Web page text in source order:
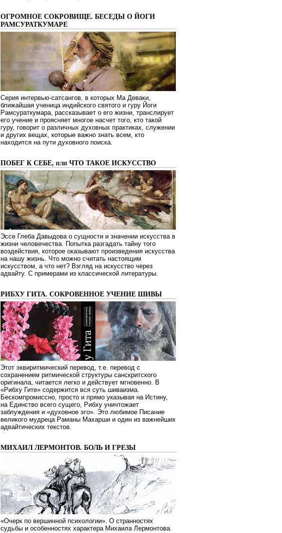
ОГРОМНОЕ СОКРОВИЩЕ. БЕСЕДЫ О ЙОГИ
РАМСУРАТКУМАРЕ
Серия интервью-сатсангов, в которых Ма Деваки,
ближайшая ученица индийского святого и гуру Йоги
Рамсураткумара, рассказывает о его жизни, транслирует
его учение и проясняет многое насчет того, кто такой
гуру, говорит о различных духовных практиках, служении
и других вещах, которые важно знать всем, кто
находится на пути духовного поиска.
ПОБЕГ К СЕБЕ, или ЧТО ТАКОЕ ИСКУССТВО
Эссе Глеба Давыдова о сущности и значении искусства в
жизни человечества. Попытка разгадать тайну того
воздействия, которое оказывают произведения искусства
на нашу жизнь. Что можно считать настоящим
искусством, а что нет? Взгляд на искусство через
адвайту. С примерами из классической литературы.
РИБХУ ГИТА. СОКРОВЕННОЕ УЧЕНИЕ ШИВЫ
Этот эквиритмический перевод, т.е. перевод с
сохранением ритмической структуры санскритского
оригинала, читается легко и действует мгновенно. В
«Рибху Гите» содержится вся суть шиваизма.
Бескомпромиссно, просто и прямо указывая на Истину,
на Единство всего сущего, Рибху уничтожает
заблуждения и «духовное эго». Это любимое Писание
великого мудреца Раманы Махарши и один из важнейших
адвайтических текстов.
МИХАИЛ ЛЕРМОНТОВ. БОЛЬ И ГРЕЗЫ
«Очерк по вершинной психологии». О странностях
судьбы и особенностях характера Михаила Лермонтова.